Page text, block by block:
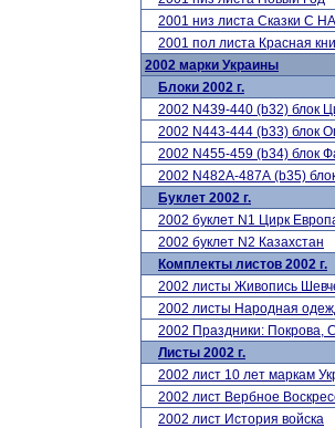
2001 низ листа Сказки С
2001 пол листа Красная
2002 марки Украины
Блоки 2002 г.
2002 N439-440 (b32) блок
2002 N443-444 (b33) блок
2002 N455-459 (b34) блок
2002 N482А-487А (b35)
Буклет 2002 г.
2002 буклет N1 Цирк
2002 буклет N2 Казахстан
Комплекты листов 2002 г.
2002 листы Живопись
2002 листы Народная
2002 Праздники:
Листы 2002 г.
2002 лист 10 лет маркам
2002 лист Вербное
2002 лист История войска